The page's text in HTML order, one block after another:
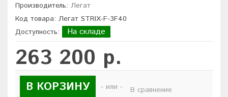
Производитель: Легат
Код товара: Легат STRIX-F-3F40
Доступность:
На складе
263 200 р.
В КОРЗИНУ - или - В сравнение